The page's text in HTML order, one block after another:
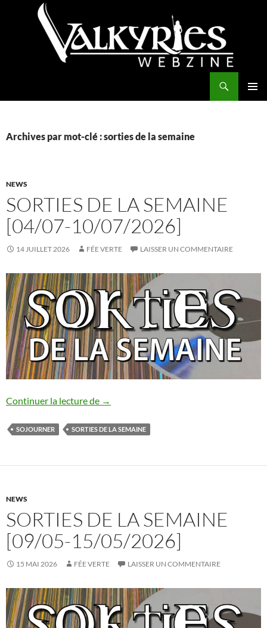
Archives par mot-clé : sorties de la semaine
NEWS
SORTIES DE LA SEMAINE
[04/07-10/07/2026]
14 JUILLET 2026 FÉE VERTE LAISSER UN COMMENTAIRE
Continuer la lecture de Sorties de la semaine [04/07-10/07/
→
SOJOURNER SORTIES DE LA SEMAINE
NEWS
SORTIES DE LA SEMAINE
[09/05-15/05/2026]
15 MAI 2026 FÉE VERTE LAISSER UN COMMENTAIRE